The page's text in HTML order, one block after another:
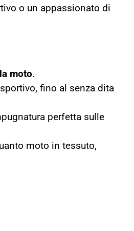
o un appassionato di
moto.
fino al senza dita
perfetta sulle
moto in tessuto,